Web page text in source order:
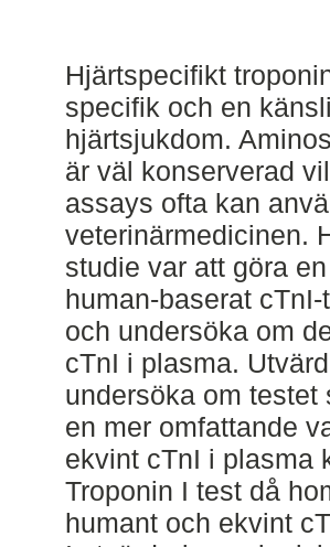
Hjärtspecifikt
specifik och en
hjärtsjukdom.
är väl konserverad
assays ofta kan
veterinärmedicinen.
studie var att göra
human-baserat
och undersöka om
cTnI i plasma.
undersöka om
en mer omfattande
ekvint cTnI i plasma
Troponin I test då
humant och ekvint